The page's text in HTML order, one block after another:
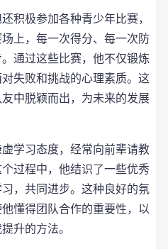
积极参加各种青少年比赛，
上，每一次得分、每一次防
通过这些比赛，他不仅锻炼
失败和挑战的心理素质。这
中脱颖而出，为未来的发展
学习态度，经常向前辈请教
过程中，他结识了一些优秀
，共同进步。这种良好的氛
懂得团队合作的重要性，以
升的方法。